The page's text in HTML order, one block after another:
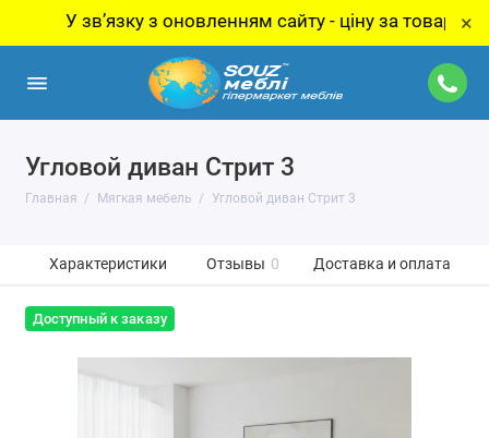
У звʼязку з оновленням сайту - ціну за товар ×
Угловой диван Стрит 3
Главная Мягкая мебель Угловой диван Стрит 3
Характеристики Отзывы 0 Доставка и оплата
Доступный к заказу